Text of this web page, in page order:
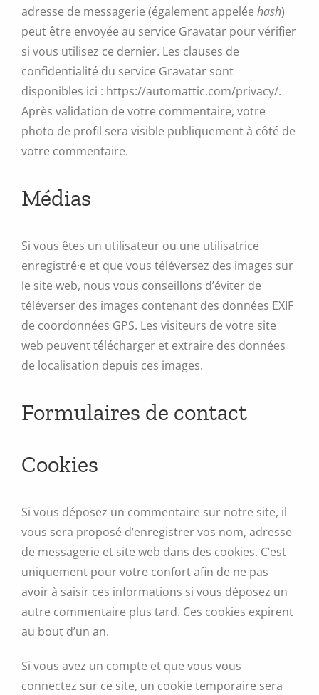
adresse de messagerie (également appelée hash)
peut être envoyée au service Gravatar pour vérifier
si vous utilisez ce dernier. Les clauses de
confidentialité du service Gravatar sont
disponibles ici : https://automattic.com/privacy/.
Après validation de votre commentaire, votre
photo de profil sera visible publiquement à côté de
votre commentaire.
Médias
Si vous êtes un utilisateur ou une utilisatrice
enregistré·e et que vous téléversez des images sur
le site web, nous vous conseillons d’éviter de
téléverser des images contenant des données EXIF
de coordonnées GPS. Les visiteurs de votre site
web peuvent télécharger et extraire des données
de localisation depuis ces images.
Formulaires de contact
Cookies
Si vous déposez un commentaire sur notre site, il
vous sera proposé d’enregistrer vos nom, adresse
de messagerie et site web dans des cookies. C’est
uniquement pour votre confort afin de ne pas
avoir à saisir ces informations si vous déposez un
autre commentaire plus tard. Ces cookies expirent
au bout d’un an.
Si vous avez un compte et que vous vous
connectez sur ce site, un cookie temporaire sera